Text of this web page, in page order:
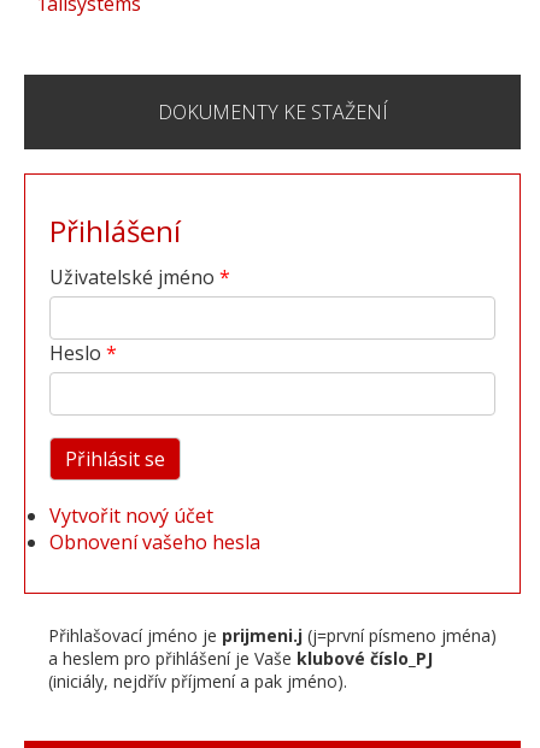
DOKUMENTY KE STAŽENÍ
Přihlášení
Uživatelské jméno
Heslo
Vytvořit nový účet
Obnovení vašeho hesla
Přihlašovací jméno je prijmeni.j (j=první písmeno jména)
a heslem pro přihlášení je Vaše klubové číslo_PJ
(iniciály, nejdřív příjmení a pak jméno).